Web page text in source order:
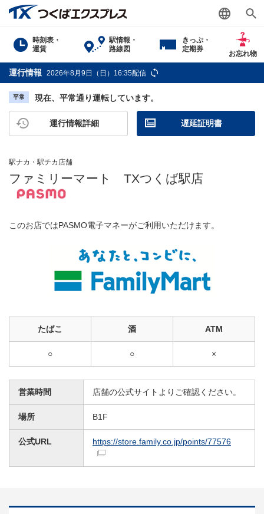
時刻表・
運賃
駅情報・
路線図
きっぷ・
定期券
お忘れ物
運行情報 2026年8月9日（日）16:35配信
平常 現在、平常通り運転しています。
運行情報詳細 遅延証明書
駅ナカ・駅チカ店舗
ファミリーマート TXつくば駅店
このお店ではPASMO電子マネーがご利用いただけます。
たばこ 酒 ATM
○ ○ ×
営業時間 店舗の公式サイトよりご確認ください。
場所 B1F
公式URL https://store.family.co.jp/points/77576